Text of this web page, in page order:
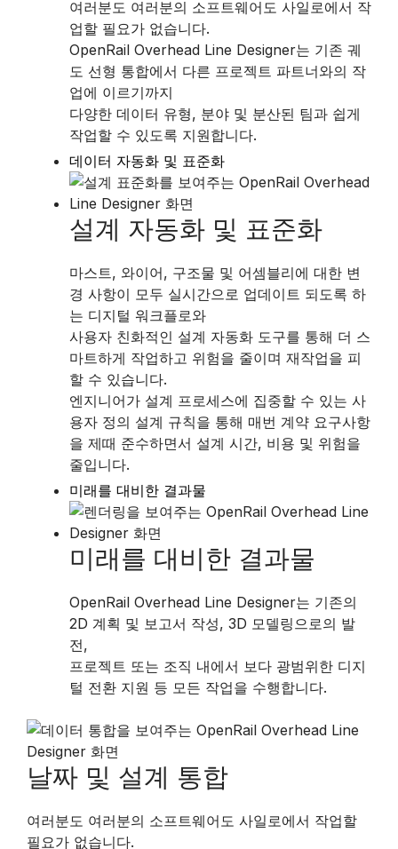
여러분도 여러분의 소프트웨어도 사일로에서 작
업할 필요가 없습니다.
OpenRail Overhead Line Designer는 기존 궤
도 선형 통합에서 다른 프로젝트 파트너와의 작
업에 이르기까지
다양한 데이터 유형, 분야 및 분산된 팀과 쉽게
작업할 수 있도록 지원합니다.
데이터 자동화 및 표준화
설계 자동화 및 표준화
마스트, 와이어, 구조물 및 어셈블리에 대한 변
경 사항이 모두 실시간으로 업데이트 되도록 하
는 디지털 워크플로와
사용자 친화적인 설계 자동화 도구를 통해 더 스
마트하게 작업하고 위험을 줄이며 재작업을 피
할 수 있습니다.
엔지니어가 설계 프로세스에 집중할 수 있는 사
용자 정의 설계 규칙을 통해 매번 계약 요구사항
을 제때 준수하면서 설계 시간, 비용 및 위험을
줄입니다.
미래를 대비한 결과물
미래를 대비한 결과물
OpenRail Overhead Line Designer는 기존의
2D 계획 및 보고서 작성, 3D 모델링으로의 발
전,
프로젝트 또는 조직 내에서 보다 광범위한 디지
털 전환 지원 등 모든 작업을 수행합니다.
날짜 및 설계 통합
여러분도 여러분의 소프트웨어도 사일로에서 작업할
필요가 없습니다.